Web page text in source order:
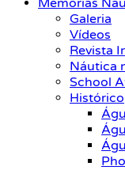
Memórias
Galeria
Vídeos
Revista
Náutica
School
Histórico